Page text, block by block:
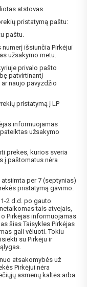
atstovas.
pristatymą paštu:
paštu.
išsiunčia Pirkėjui
užsakymo metu.
privalo pašto
patvirtinantį
naujo pavyzdžio
pristatymą į LP
informuojamas
užsakymo
prekes, kurios sveria
į paštomatus nėra
atsiimta per 7 (septynias)
pristatymą gavimo.
2 d.d. po gauto
tais atvejais,
Pirkėjas informuojamas
šias Taisykles Pirkėjas
gali vėluoti. Tokiu
su Pirkėju ir
atsakomybės už
Pirkėjui nėra
asmenų kaltės arba
galite